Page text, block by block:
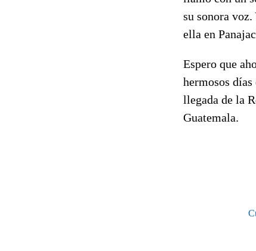
su sonora
ella en
Espero que
hermosos
llegada de la
Guatemala.